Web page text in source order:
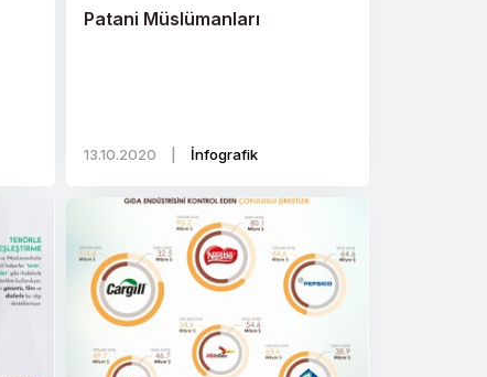
Patani Müslümanları
13.10.2020 İnfografik